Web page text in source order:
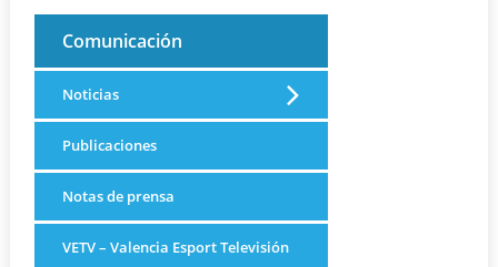
Comunicación
Noticias
Publicaciones
Notas de prensa
VETV – Valencia Esport Televisión